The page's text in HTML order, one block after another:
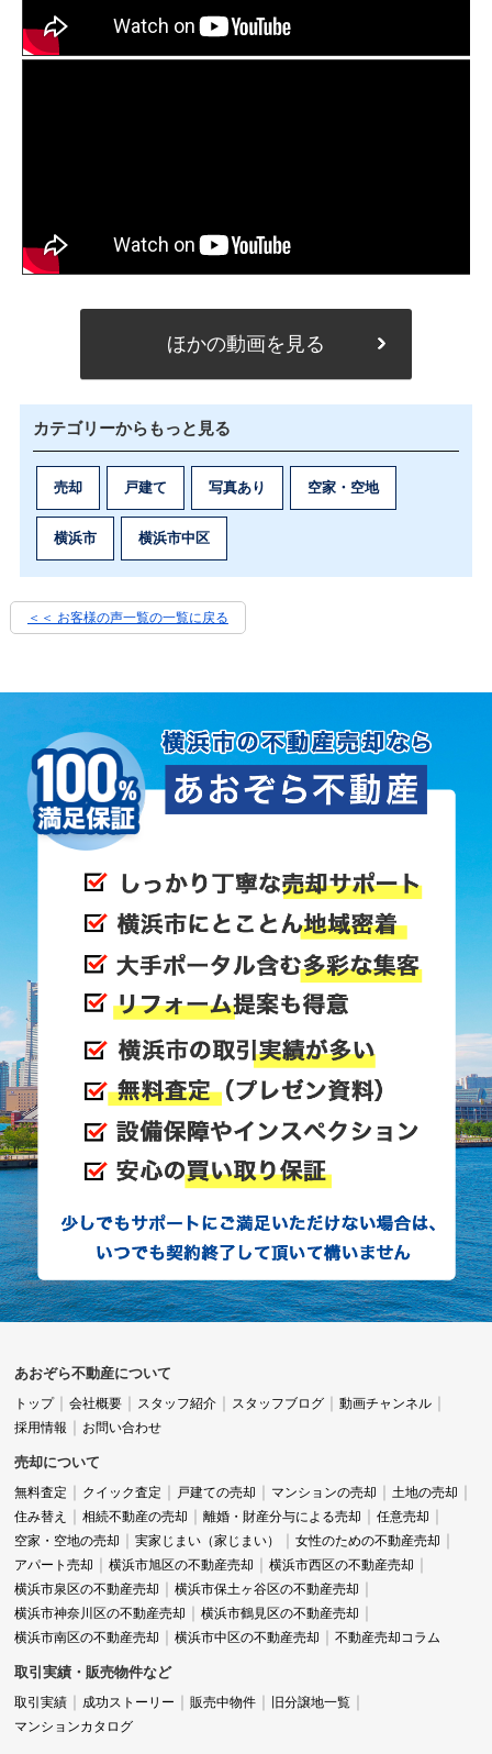
ほかの動画を見る
カテゴリーからもっと見る
売却 戸建て 写真あり 空家・空地
横浜市 横浜市中区
＜＜ お客様の声一覧の一覧に戻る
あおぞら不動産について
トップ 会社概要 スタッフ紹介 スタッフブログ
動画チャンネル
採用情報
お問い合わせ
売却について
無料査定 クイック査定 戸建ての売却 マンションの売却
土地の売却
住み替え
相続不動産の売却 離婚・財産分与による売却
任意売却
空家・空地の売却
実家じまい（家じまい）
女性のための不動産売却
アパート売却
横浜市旭区の不動産売却
横浜市西区の不動産売却
横浜市泉区の不動産売却
横浜市保土ヶ谷区の不動産売却
横浜市神奈川区の不動産売却
横浜市鶴見区の不動産売却
横浜市南区の不動産売却
横浜市中区の不動産売却 不動産売却コラム
取引実績・販売物件など
取引実績 成功ストーリー 販売中物件
旧分譲地一覧
マンションカタログ